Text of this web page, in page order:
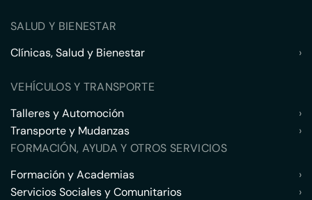
SALUD Y BIENESTAR
Clínicas, Salud y Bienestar
›
VEHÍCULOS Y TRANSPORTE
Talleres y Automoción
›
Transporte y Mudanzas
›
FORMACIÓN, AYUDA Y OTROS SERVICIOS
Formación y Academias
›
Servicios Sociales y Comunitarios
›